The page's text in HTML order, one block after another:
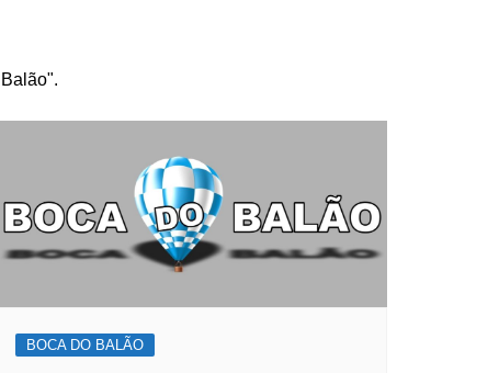
BOCA DO BALÃO